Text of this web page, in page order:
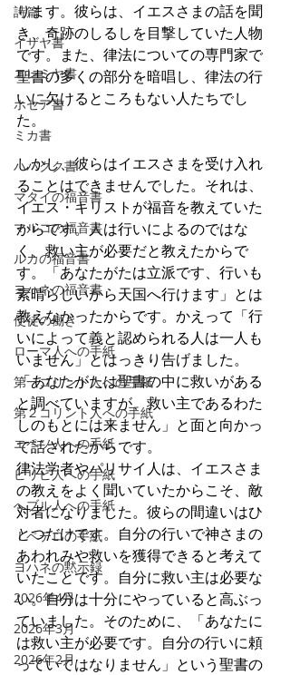
詩篇
イザヤ書
エレミヤ書
ホセア書
ミカ書
ハバクク書
マタイの福音書
マルコの福音書
ルカの福音書
ヨハネの福音書
使徒の働き
ローマ人への手紙
第一コリント人への手紙
第２コリント人への手紙
エペソ人への手紙
ピリピ人への手紙
へブル人への手紙
Ⅰペテロの手紙
ヨハネの黙示録
2026年4月
2026年3月
2026年2月
ります。彼らは、イエスさまの話を聞
き、奇跡のしるしを目撃していた人物
です。また、律法についての専門家で
聖書の多くの部分を暗唱し、律法の行
いに欠けるところもない人たちでし
た。
しかし、彼らはイエスさまを受け入れ
ることはできませんでした。それは、
イエス・キリストが福音を教えていた
からです。人は行いによるのではな
く、救い主が必要だと教えたからで
す。「あなたがたは立派です、行いも
素晴らしいから天国へ行けます」とは
教えなかったからです。かえって「行
いによって義と認められる人は一人も
いません」とはっきり告げました。
「あなたがたは聖書の中に救いがある
と調べていますが、救い主であるわた
しのもとには来ません」と面と向かっ
て話されたからです。
律法学者やパリサイ人は、イエスさま
の教えをよく聞いていたからこそ、敵
対者になりました。彼らの間違いはひ
とつだけです。自分の行いで神さまの
あわれみや救いを獲得できると考えて
いたことです。自分に救い主は必要な
い。自分は十分にやっていると高ぶっ
ていました。そのために、「あなたに
は救い主が必要です。自分の行いに頼
っていてはなりません」という聖書の